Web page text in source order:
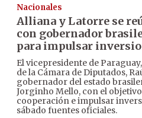
Nacionales
Alliana y Latorre se
con gobernador
para impulsar
El vicepresidente de
de la Cámara de Diputados,
gobernador del estado
Jorginho Mello, con el
cooperación e impulsar
sábado fuentes oficiales.